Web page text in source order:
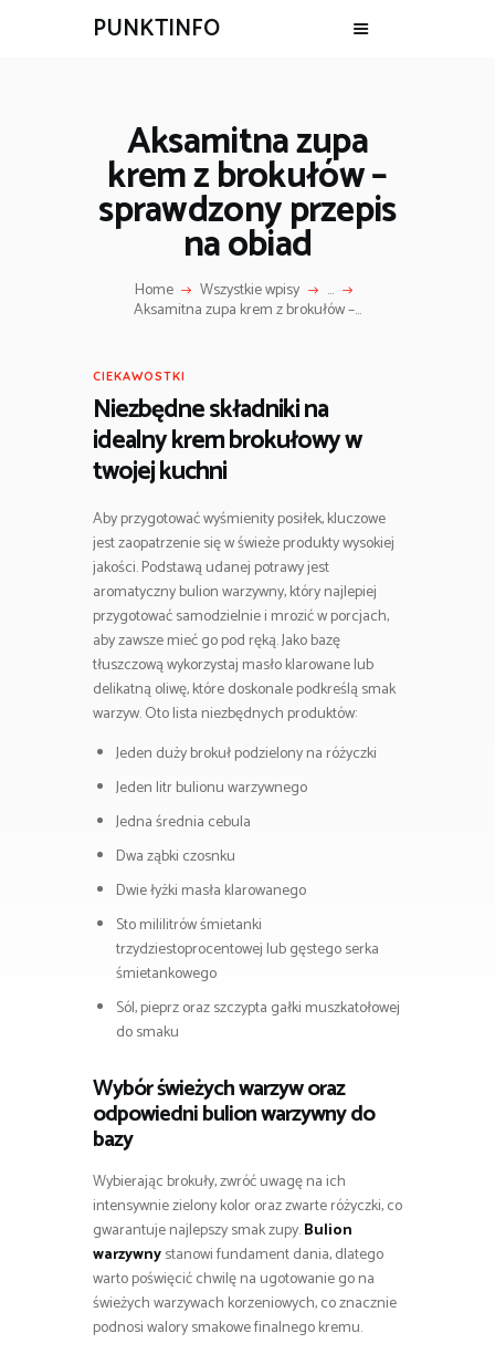
PUNKTINFO
Aksamitna zupa
krem z brokułów –
sprawdzony przepis
na obiad
Home Wszystkie wpisy ...
Aksamitna zupa krem z brokułów –...
CIEKAWOSTKI
Niezbędne składniki na
idealny krem brokułowy w
twojej kuchni
Aby przygotować wyśmienity posiłek, kluczowe
jest zaopatrzenie się w świeże produkty wysokiej
jakości. Podstawą udanej potrawy jest
aromatyczny bulion warzywny, który najlepiej
przygotować samodzielnie i mrozić w porcjach,
aby zawsze mieć go pod ręką. Jako bazę
tłuszczową wykorzystaj masło klarowane lub
delikatną oliwę, które doskonale podkreślą smak
warzyw. Oto lista niezbędnych produktów:
Jeden duży brokuł podzielony na różyczki
Jeden litr bulionu warzywnego
Jedna średnia cebula
Dwa ząbki czosnku
Dwie łyżki masła klarowanego
Sto mililitrów śmietanki
trzydziestoprocentowej lub gęstego serka
śmietankowego
Sól, pieprz oraz szczypta gałki muszkatołowej
do smaku
Wybór świeżych warzyw oraz
odpowiedni bulion warzywny do
bazy
Wybierając brokuły, zwróć uwagę na ich
intensywnie zielony kolor oraz zwarte różyczki, co
gwarantuje najlepszy smak zupy.Bulion
warzywnystanowi fundament dania, dlatego
warto poświęcić chwilę na ugotowanie go na
świeżych warzywach korzeniowych, co znacznie
podnosi walory smakowe finalnego kremu.